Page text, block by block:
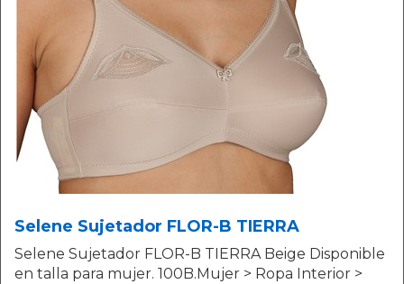
Selene Sujetador FLOR-B TIERRA
Selene Sujetador FLOR-B TIERRA Beige Disponible
en talla para mujer. 100B.Mujer > Ropa Interior >